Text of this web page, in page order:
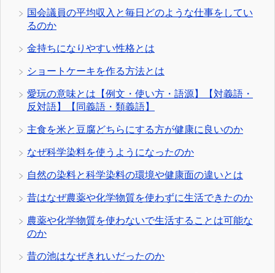
国会議員の平均収入と毎日どのような仕事をしてい
るのか
金持ちになりやすい性格とは
ショートケーキを作る方法とは
愛玩の意味とは【例文・使い方・語源】【対義語・
反対語】【同義語・類義語】
主食を米と豆腐どちらにする方が健康に良いのか
なぜ科学染料を使うようになったのか
自然の染料と科学染料の環境や健康面の違いとは
昔はなぜ農薬や化学物質を使わずに生活できたのか
農薬や化学物質を使わないで生活することは可能な
のか
昔の池はなぜきれいだったのか